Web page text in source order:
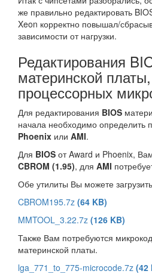
же правильно редактировать
Xeon корректно повышал/
зависимости от нагрузки.
Редактирования
материнской
процессорных
Для редактирования BIOS
начала необходимо определить
Phoenix или AMI.
Для BIOS от Award и Phoenix,
CBROM (1.95), для AMI
Обе утилиты Вы можете
CBROM195.7z (64 KB)
MMTOOL_3.22.7z (126 KB)
Также Вам потребуются
материнской платы.
lga_771_to_775-microcode.7z (42